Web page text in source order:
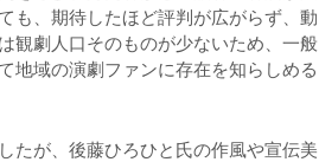
も、期待したほど評判が広がらず、動
観劇人口そのものが少ないため、一般
地域の演劇ファンに存在を知らしめる
たが、後藤ひろひと氏の作風や宣伝美